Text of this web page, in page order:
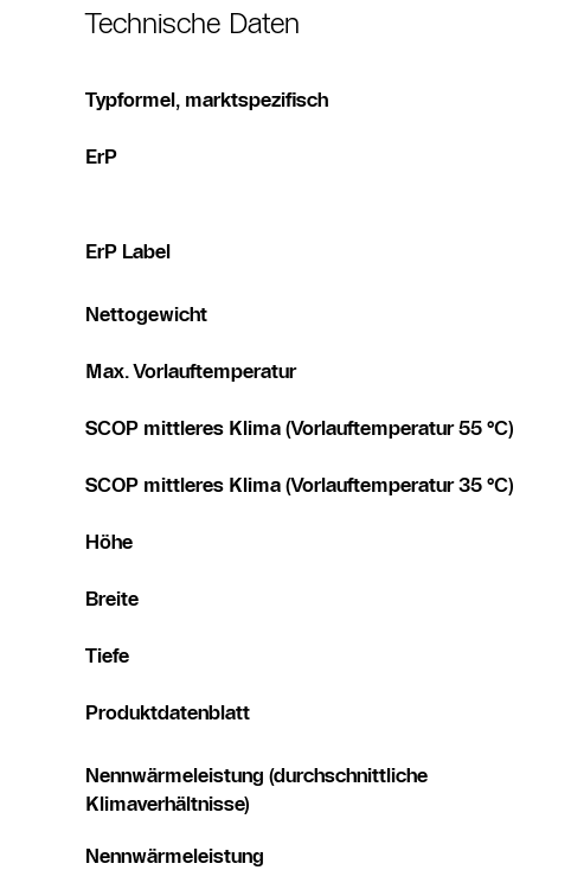
Technische Daten
Typformel, marktspezifisch
ErP
ErP Label
Nettogewicht
Max. Vorlauftemperatur
SCOP mittleres Klima (Vorlauftemperatur 55 °C)
SCOP mittleres Klima (Vorlauftemperatur 35 °C)
Höhe
Breite
Tiefe
Produktdatenblatt
Nennwärmeleistung (durchschnittliche
Klimaverhältnisse)
Nennwärmeleistung